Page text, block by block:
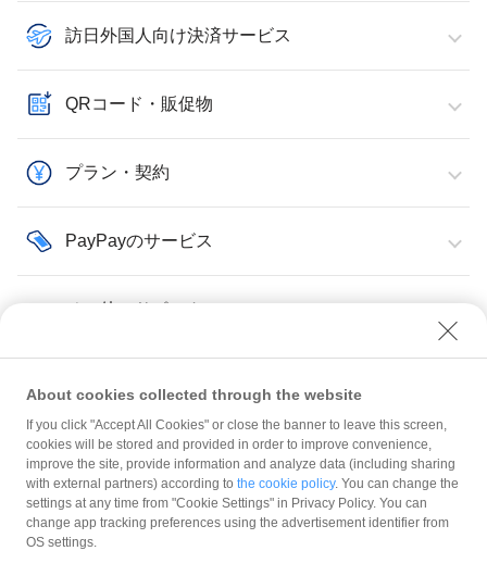
訪日外国人向け決済サービス
QRコード・販促物
プラン・契約
PayPayのサービス
その他・サポート
管理ツールのログイン・設定 2要素認証・認証コード
規約
ガイドライン
About cookies collected through the website
If you click "Accept All Cookies" or close the banner to leave this screen,
cookies will be stored and provided in order to improve convenience,
improve the site, provide information and analyze data (including sharing
with external partners) according to the cookie policy. You can change the
settings at any time from "Cookie Settings" in Privacy Policy. You can
change app tracking preferences using the advertisement identifier from
OS settings.